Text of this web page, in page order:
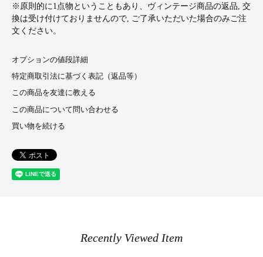
※原則的に1点物ということもあり、ヴィンテージ商品の返品, 交
換は受け付けておりませんので, ご了承いただいた場合のみご注
文ください。
オプションの値段詳細
特定商取引法に基づく表記（返品等）
この商品を友達に教える
この商品について問い合わせる
買い物を続ける
Recently Viewed Item